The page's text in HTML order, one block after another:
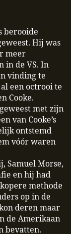
berooide
Hij was
meer
in de VS. In
vinding te
een octrooi te
Cooke.
met zijn
van Cooke’s
ontstemd
vóór waren
Samuel Morse,
en hij had
methode
op in de
deren maar
de Amerikaan
bevatten.